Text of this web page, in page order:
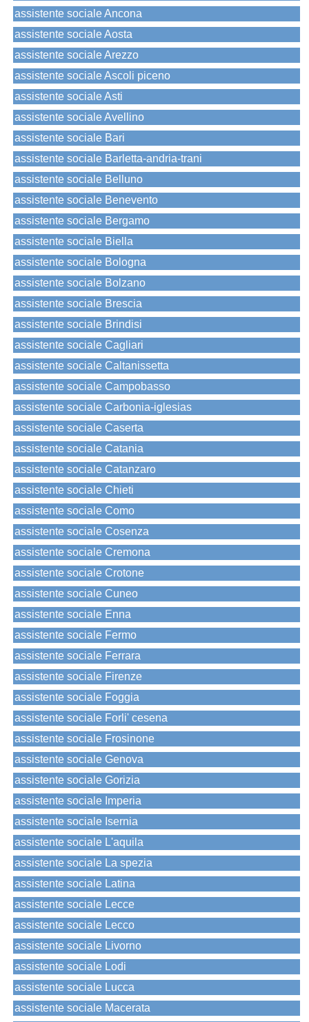
assistente sociale Ancona
assistente sociale Aosta
assistente sociale Arezzo
assistente sociale Ascoli piceno
assistente sociale Asti
assistente sociale Avellino
assistente sociale Bari
assistente sociale Barletta-andria-trani
assistente sociale Belluno
assistente sociale Benevento
assistente sociale Bergamo
assistente sociale Biella
assistente sociale Bologna
assistente sociale Bolzano
assistente sociale Brescia
assistente sociale Brindisi
assistente sociale Cagliari
assistente sociale Caltanissetta
assistente sociale Campobasso
assistente sociale Carbonia-iglesias
assistente sociale Caserta
assistente sociale Catania
assistente sociale Catanzaro
assistente sociale Chieti
assistente sociale Como
assistente sociale Cosenza
assistente sociale Cremona
assistente sociale Crotone
assistente sociale Cuneo
assistente sociale Enna
assistente sociale Fermo
assistente sociale Ferrara
assistente sociale Firenze
assistente sociale Foggia
assistente sociale Forli' cesena
assistente sociale Frosinone
assistente sociale Genova
assistente sociale Gorizia
assistente sociale Imperia
assistente sociale Isernia
assistente sociale L'aquila
assistente sociale La spezia
assistente sociale Latina
assistente sociale Lecce
assistente sociale Lecco
assistente sociale Livorno
assistente sociale Lodi
assistente sociale Lucca
assistente sociale Macerata